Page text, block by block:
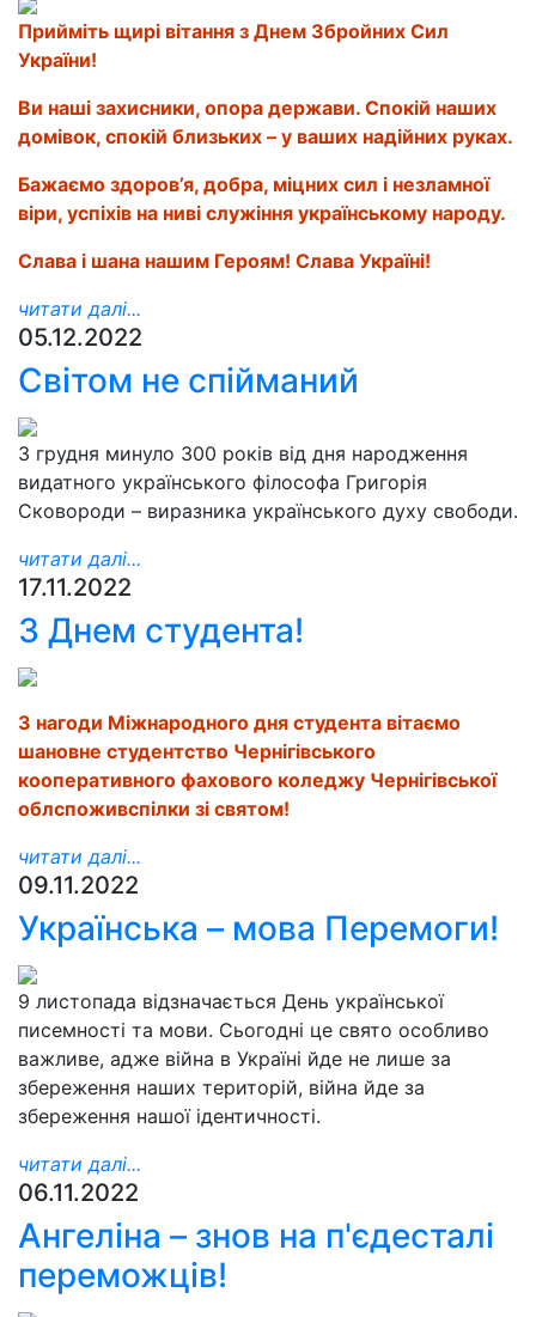
Прийміть щирі вітання з Днем Збройних Сил
України!
Ви наші захисники, опора держави. Спокій наших
домівок, спокій близьких – у ваших надійних руках.
Бажаємо здоров’я, добра, міцних сил і незламної
віри, успіхів на ниві служіння українському народу.
Слава і шана нашим Героям! Слава Україні!
читати далі...
05.12.2022
Світом не спійманий
3 грудня минуло 300 років від дня народження
видатного українського філософа Григорія
Сковороди – виразника українського духу свободи.
читати далі...
17.11.2022
З Днем студента!
З нагоди Міжнародного дня студента вітаємо
шановне студентство Чернігівського
кооперативного фахового коледжу Чернігівської
облспоживспілки зі святом!
читати далі...
09.11.2022
Українська – мова Перемоги!
9 листопада відзначається День української
писемності та мови. Сьогодні це свято особливо
важливе, адже війна в Україні йде не лише за
збереження наших територій, війна йде за
збереження нашої ідентичності.
читати далі...
06.11.2022
Ангеліна – знов на п'єдесталі
переможців!